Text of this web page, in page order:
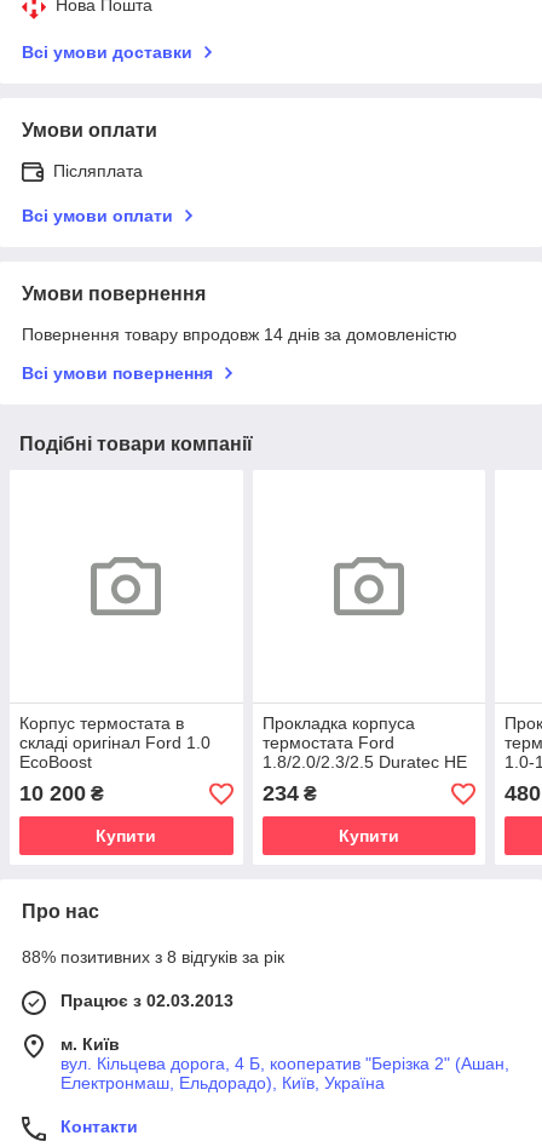
Нова Пошта
Всі умови доставки
Умови оплати
Післяплата
Всі умови оплати
Умови повернення
Повернення товару впродовж 14 днів за домовленістю
Всі умови повернення
Подібні товари компанії
Корпус термостата в
складі оригінал Ford 1.0
EcoBoost
10 200 ₴
Купити
Прокладка корпуса
термостата Ford
1.8/2.0/2.3/2.5 Duratec HE
234₴
Купити
1.0-
480
Про нас
88% позитивних з 8 відгуків за рік
Працює з 02.03.2013
м. Київ
вул. Кільцева дорога, 4 Б, кооператив "Берізка 2" (Ашан,
Електронмаш, Ельдорадо), Київ, Україна
Контакти